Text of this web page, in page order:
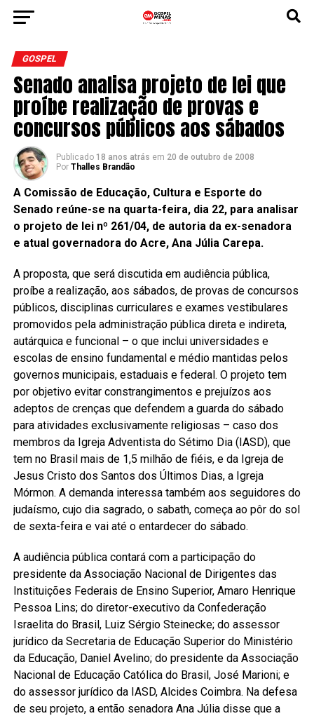
GOSPEL
Senado analisa projeto de lei que
proíbe realização de provas e
concursos públicos aos sábados
Publicado 18 anos atrás em 20 de outubro de 2008
Por Thalles Brandão
A Comissão de Educação, Cultura e Esporte do
Senado reúne-se na quarta-feira, dia 22, para analisar
o projeto de lei nº 261/04, de autoria da ex-senadora
e atual governadora do Acre, Ana Júlia Carepa.
A proposta, que será discutida em audiência pública,
proíbe a realização, aos sábados, de provas de concursos
públicos, disciplinas curriculares e exames vestibulares
promovidos pela administração pública direta e indireta,
autárquica e funcional – o que inclui universidades e
escolas de ensino fundamental e médio mantidas pelos
governos municipais, estaduais e federal. O projeto tem
por objetivo evitar constrangimentos e prejuízos aos
adeptos de crenças que defendem a guarda do sábado
para atividades exclusivamente religiosas – caso dos
membros da Igreja Adventista do Sétimo Dia (IASD), que
tem no Brasil mais de 1,5 milhão de fiéis, e da Igreja de
Jesus Cristo dos Santos dos Últimos Dias, a Igreja
Mórmon. A demanda interessa também aos seguidores do
judaísmo, cujo dia sagrado, o sabath, começa ao pôr do sol
de sexta-feira e vai até o entardecer do sábado.
A audiência pública contará com a participação do
presidente da Associação Nacional de Dirigentes das
Instituições Federais de Ensino Superior, Amaro Henrique
Pessoa Lins; do diretor-executivo da Confederação
Israelita do Brasil, Luiz Sérgio Steinecke; do assessor
jurídico da Secretaria de Educação Superior do Ministério
da Educação, Daniel Avelino; do presidente da Associação
Nacional de Educação Católica do Brasil, José Marioni; e
do assessor jurídico da IASD, Alcides Coimbra. Na defesa
de seu projeto, a então senadora Ana Júlia disse que a